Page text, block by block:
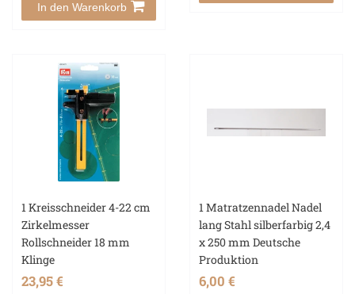
In den Warenkorb
1 Kreisschneider 4-22 cm
Zirkelmesser
Rollschneider 18 mm
Klinge
23,95 €
1 Matratzennadel Nadel
lang Stahl silberfarbig 2,4
x 250 mm Deutsche
Produktion
6,00 €